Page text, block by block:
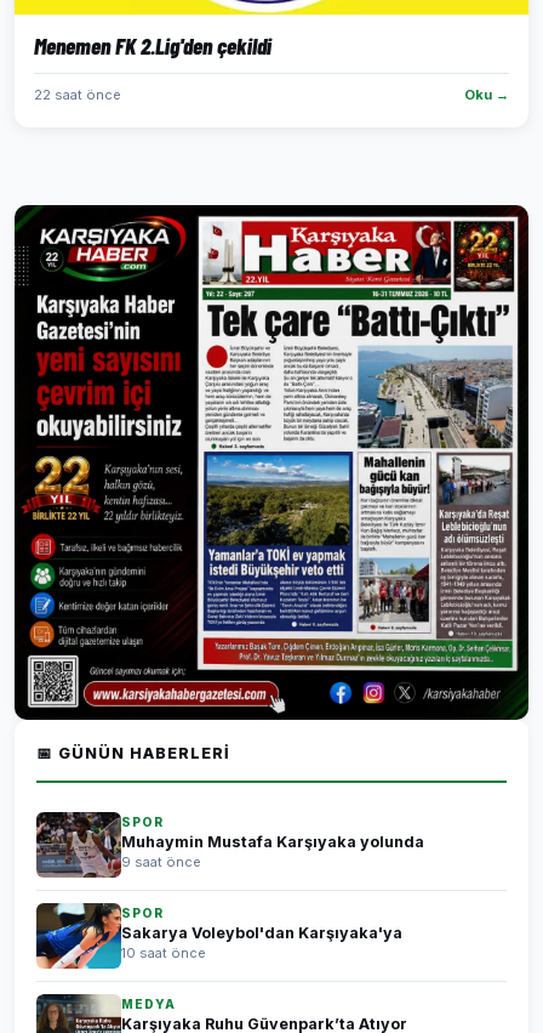
Menemen FK 2.Lig'den çekildi
22 saat önce Oku →
📅 GÜNÜN HABERLERI
SPOR
Muhaymin Mustafa Karşıyaka yolunda
9 saat önce
SPOR
Sakarya Voleybol'dan Karşıyaka'ya
10 saat önce
MEDYA
Karşıyaka Ruhu Güvenpark’ta Atıyor